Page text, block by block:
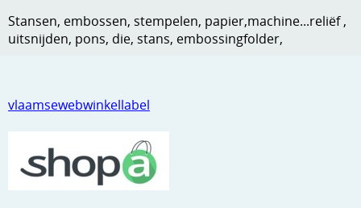
Knipvellen
Papier en karton
vlaamsewebwinkellabel
Stansen, embossen, stempelen, papier,machine...reliëf ,
uitsnijden, pons, die, stans, embossingfolder,